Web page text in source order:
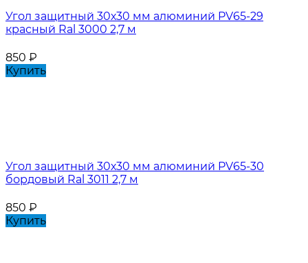
Угол защитный 30х30 мм алюминий PV65-29
красный Ral 3000 2,7 м
850 ₽
Купить
Угол защитный 30х30 мм алюминий PV65-30
бордовый Ral 3011 2,7 м
850 ₽
Купить